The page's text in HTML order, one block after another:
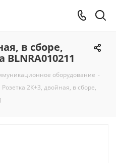
в сборе,
BLNRA010211
оборудование -
Розетка 2К+3, двойная, в сборе,